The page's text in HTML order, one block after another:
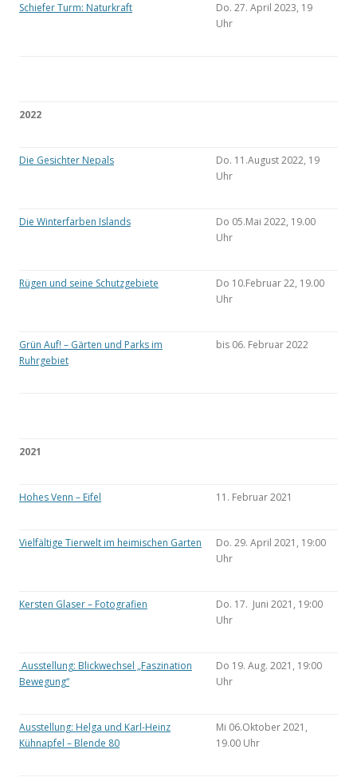
Schiefer Turm: Naturkraft
Do. 27. April 2023, 19
Uhr
2022
Die Gesichter Nepals
Do. 11.August 2022, 19
Uhr
Die Winterfarben Islands
Do 05.Mai 2022, 19.00
Uhr
Rügen und seine Schutzgebiete
Do 10.Februar 22, 19.00
Uhr
Grün Auf! – Gärten und Parks im
Ruhrgebiet
bis 06. Februar 2022
2021
Hohes Venn – Eifel 11. Februar 2021
Vielfältige Tierwelt im heimischen Garten
Do. 29. April 2021, 19:00
Uhr
Kersten Glaser – Fotografien
Do. 17. Juni 2021, 19:00
Uhr
Ausstellung: Blickwechsel „Faszination
Bewegung“
Do 19. Aug. 2021, 19:00
Uhr
Ausstellung: Helga und Karl-Heinz
Kühnapfel – Blende 80
Mi 06.Oktober 2021,
19.00 Uhr